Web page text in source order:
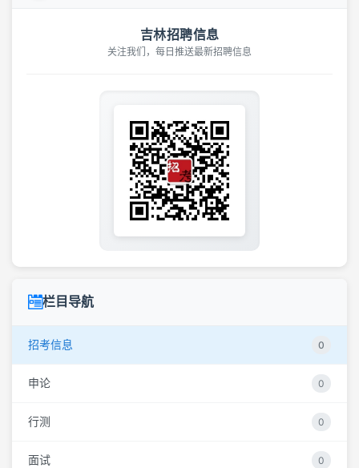
吉林招聘信息
关注我们，每日推送最新招聘信息
栏目导航
招考信息 0
申论 0
行测 0
面试 0